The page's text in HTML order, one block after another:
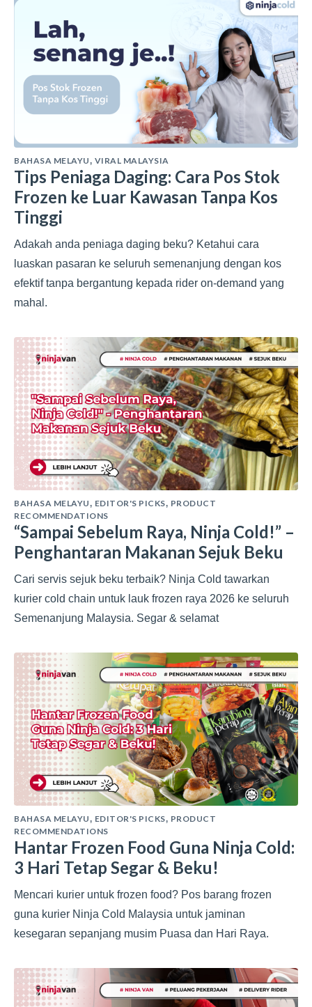
BAHASA MELAYU, VIRAL MALAYSIA
Tips Peniaga Daging: Cara Pos Stok
Frozen ke Luar Kawasan Tanpa Kos
Tinggi
Adakah anda peniaga daging beku? Ketahui cara
luaskan pasaran ke seluruh semenanjung dengan kos
efektif tanpa bergantung kepada rider on-demand yang
mahal.
BAHASA MELAYU, EDITOR'S PICKS, PRODUCT
RECOMMENDATIONS
“Sampai Sebelum Raya, Ninja Cold!” –
Penghantaran Makanan Sejuk Beku
Cari servis sejuk beku terbaik? Ninja Cold tawarkan
kurier cold chain untuk lauk frozen raya 2026 ke seluruh
Semenanjung Malaysia. Segar & selamat
BAHASA MELAYU, EDITOR'S PICKS, PRODUCT
RECOMMENDATIONS
Hantar Frozen Food Guna Ninja Cold:
3 Hari Tetap Segar & Beku!
Mencari kurier untuk frozen food? Pos barang frozen
guna kurier Ninja Cold Malaysia untuk jaminan
kesegaran sepanjang musim Puasa dan Hari Raya.